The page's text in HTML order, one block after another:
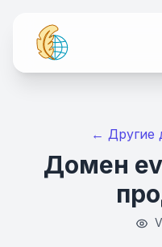
← Другие
Домен